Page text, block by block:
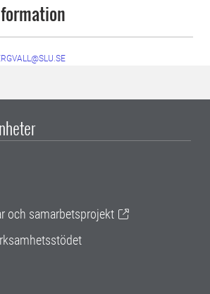
och samarbetsprojekt